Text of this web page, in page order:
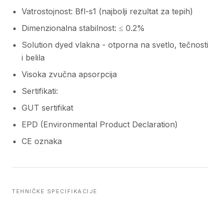
Vatrostojnost: Bfl-s1 (najbolji rezultat za tepih)
Dimenzionalna stabilnost: ≤ 0.2%
Solution dyed vlakna - otporna na svetlo, tečnosti
i belila
Visoka zvučna apsorpcija
Sertifikati:
GUT sertifikat
EPD (Environmental Product Declaration)
CE oznaka
TEHNIČKE SPECIFIKACIJE